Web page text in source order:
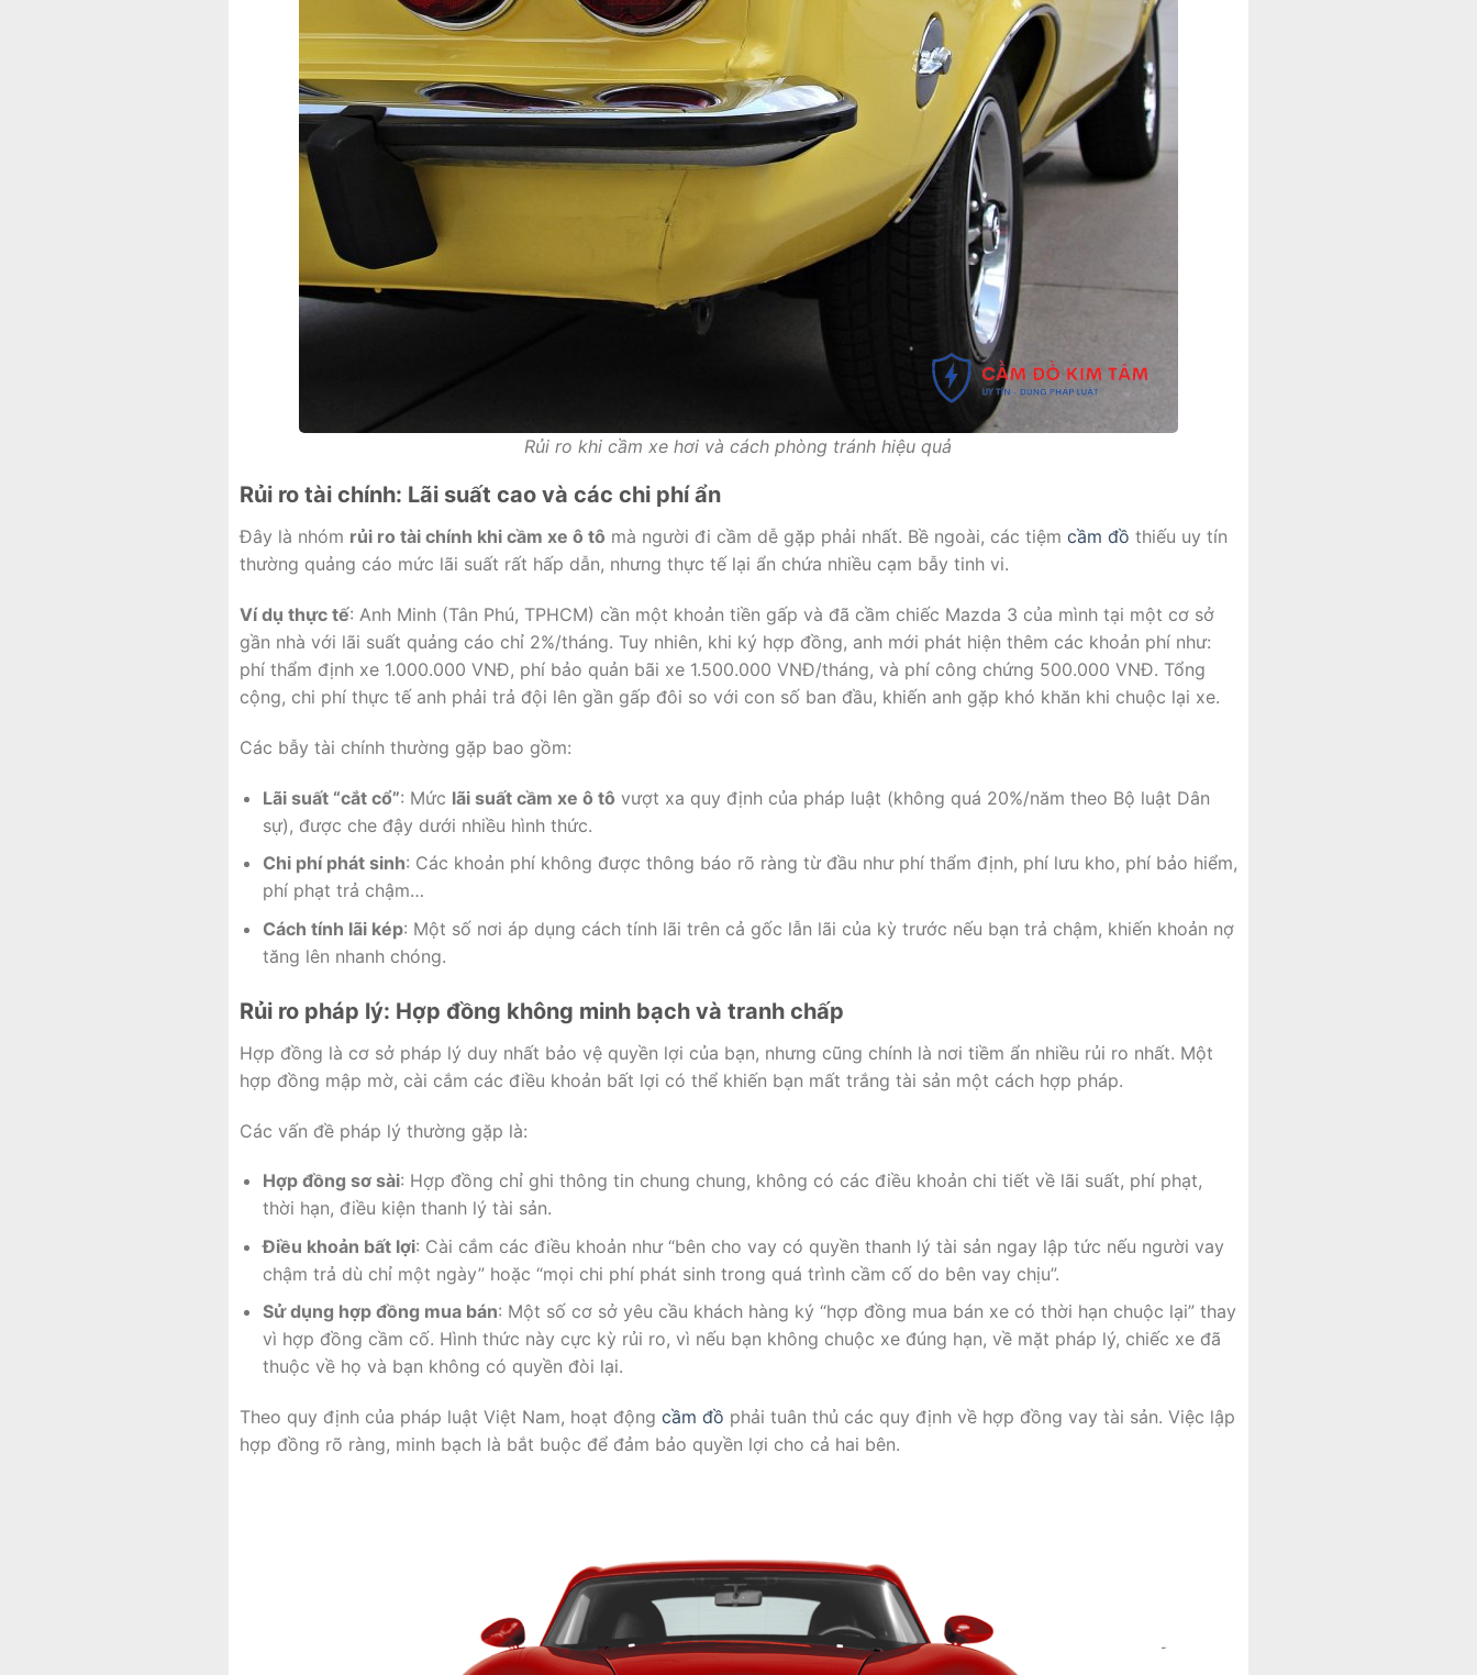
Rủi ro khi cầm xe hơi và cách phòng tránh hiệu quả
Rủi ro tài chính: Lãi suất cao và các chi phí ẩn
Đây là nhóm rủi ro tài chính khi cầm xe ô tô mà người đi cầm dễ gặp phải nhất. Bề ngoài, các tiệm cầm đồ thiếu uy tín
thường quảng cáo mức lãi suất rất hấp dẫn, nhưng thực tế lại ẩn chứa nhiều cạm bẫy tinh vi.
Ví dụ thực tế: Anh Minh (Tân Phú, TPHCM) cần một khoản tiền gấp và đã cầm chiếc Mazda 3 của mình tại một cơ sở
gần nhà với lãi suất quảng cáo chỉ 2%/tháng. Tuy nhiên, khi ký hợp đồng, anh mới phát hiện thêm các khoản phí như:
phí thẩm định xe 1.000.000 VNĐ, phí bảo quản bãi xe 1.500.000 VNĐ/tháng, và phí công chứng 500.000 VNĐ. Tổng
cộng, chi phí thực tế anh phải trả đội lên gần gấp đôi so với con số ban đầu, khiến anh gặp khó khăn khi chuộc lại xe.
Các bẫy tài chính thường gặp bao gồm:
Lãi suất “cắt cổ”: Mức lãi suất cầm xe ô tô vượt xa quy định của pháp luật (không quá 20%/năm theo Bộ luật Dân
sự), được che đậy dưới nhiều hình thức.
Chi phí phát sinh: Các khoản phí không được thông báo rõ ràng từ đầu như phí thẩm định, phí lưu kho, phí bảo hiểm,
phí phạt trả chậm…
Cách tính lãi kép: Một số nơi áp dụng cách tính lãi trên cả gốc lẫn lãi của kỳ trước nếu bạn trả chậm, khiến khoản nợ
tăng lên nhanh chóng.
Rủi ro pháp lý: Hợp đồng không minh bạch và tranh chấp
Hợp đồng là cơ sở pháp lý duy nhất bảo vệ quyền lợi của bạn, nhưng cũng chính là nơi tiềm ẩn nhiều rủi ro nhất. Một
hợp đồng mập mờ, cài cắm các điều khoản bất lợi có thể khiến bạn mất trắng tài sản một cách hợp pháp.
Các vấn đề pháp lý thường gặp là:
Hợp đồng sơ sài: Hợp đồng chỉ ghi thông tin chung chung, không có các điều khoản chi tiết về lãi suất, phí phạt,
thời hạn, điều kiện thanh lý tài sản.
Điều khoản bất lợi: Cài cắm các điều khoản như “bên cho vay có quyền thanh lý tài sản ngay lập tức nếu người vay
chậm trả dù chỉ một ngày” hoặc “mọi chi phí phát sinh trong quá trình cầm cố do bên vay chịu”.
Sử dụng hợp đồng mua bán: Một số cơ sở yêu cầu khách hàng ký “hợp đồng mua bán xe có thời hạn chuộc lại” thay
vì hợp đồng cầm cố. Hình thức này cực kỳ rủi ro, vì nếu bạn không chuộc xe đúng hạn, về mặt pháp lý, chiếc xe đã
thuộc về họ và bạn không có quyền đòi lại.
Theo quy định của pháp luật Việt Nam, hoạt động cầm đồ phải tuân thủ các quy định về hợp đồng vay tài sản. Việc lập
hợp đồng rõ ràng, minh bạch là bắt buộc để đảm bảo quyền lợi cho cả hai bên.